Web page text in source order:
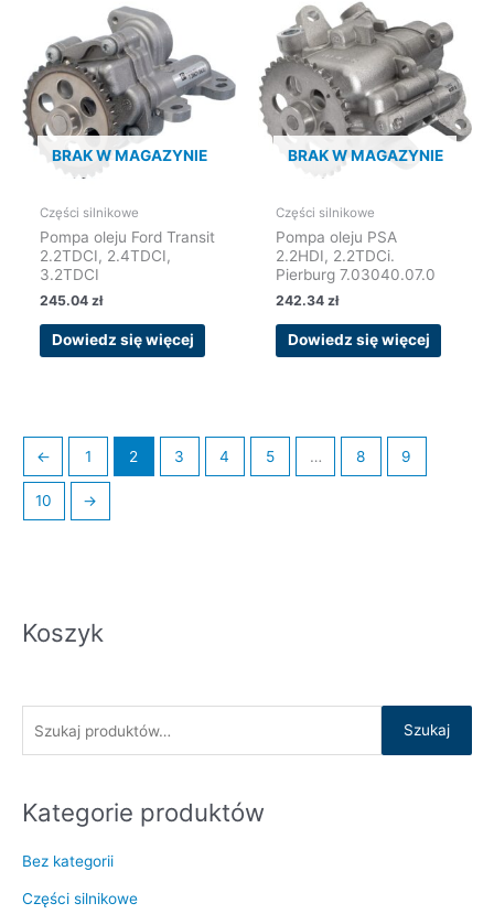
BRAK W MAGAZYNIE
Części silnikowe
Pompa oleju Ford Transit
2.2TDCI, 2.4TDCI,
3.2TDCI
245.04zł
Dowiedz się więcej
BRAK W MAGAZYNIE
Części silnikowe
Pompa oleju PSA
2.2HDI, 2.2TDCi.
Pierburg 7.03040.07.0
242.34zł
Dowiedz się więcej
← 1 2 3 4 5 … 8 9
10 →
Koszyk
S
:
Szukaj
Kategorie produktów
Bez kategorii
Części silnikowe
mm